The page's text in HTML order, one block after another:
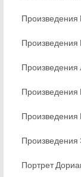
Произведения
Произведения
Произведения
Произведения
Произведения
Произведения
Портрет